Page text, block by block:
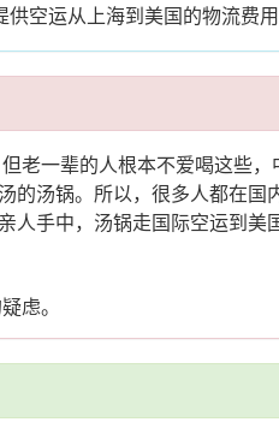
空运从上海到美国的物流费
老一辈的人根本不爱喝这些
汤锅。所以，很多人都在国
手中，汤锅走国际空运到
虑。